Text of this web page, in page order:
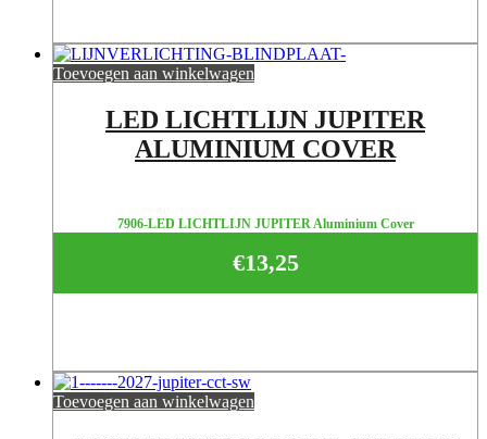
Toevoegen aan winkelwagen
LED LICHTLIJN JUPITER
ALUMINIUM COVER
7906-LED LICHTLIJN JUPITER Aluminium Cover
€13,25
Toevoegen aan winkelwagen